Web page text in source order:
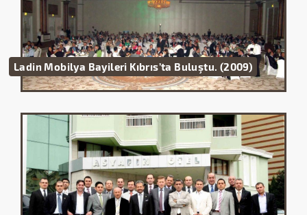
Ladin Mobilya Bayileri Kıbrıs’ta Buluştu. (2009)